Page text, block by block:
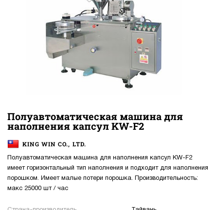
Полуавтоматическая машина для
наполнения капсул KW-F2
KING WIN CO., LTD.
Полуавтоматическая машина для наполнения капсул KW-F2
имеет горизонтальный тип наполнения и подходит для наполнения
порошком. Имеет малые потери порошка. Производительность:
макс 25000 шт / час